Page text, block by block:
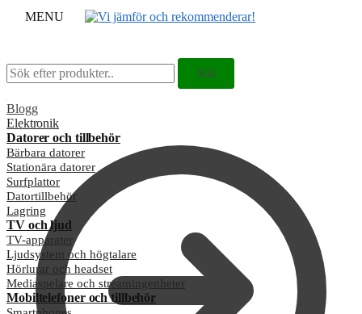
MENU
Sök
efter:
Sök
Blogg
Sök
efter:
Sök
Elektronik
Datorer och tillbehör
Bärbara datorer
Stationära datorer
Surfplattor
Datortillbehör
Lagring
TV och ljud
TV-apparater
Ljudsystem och högtalare
Hörlurar och headset
Mediaspelare och streamingenheter
Mobiltelefoner och tillbehör